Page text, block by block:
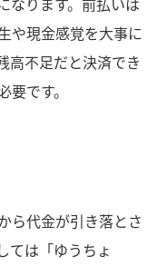
や現金感覚を大事に
高不足だと決済でき
です。
ら代金が引き落とさ
ては「ゆうちょ